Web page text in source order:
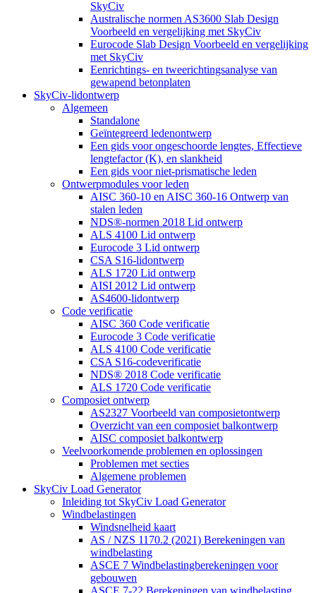
SkyCiv
Australische normen AS3600 Slab Design
Voorbeeld en vergelijking met SkyCiv
Eurocode Slab Design Voorbeeld en vergelijking
met SkyCiv
Eenrichtings- en tweerichtingsanalyse van
gewapend betonplaten
SkyCiv-lidontwerp
Algemeen
Standalone
Geïntegreerd ledenontwerp
Een gids voor ongeschoorde lengtes, Effectieve
lengtefactor (K), en slankheid
Een gids voor niet-prismatische leden
Ontwerpmodules voor leden
AISC 360-10 en AISC 360-16 Ontwerp van
stalen leden
NDS®-normen 2018 Lid ontwerp
ALS 4100 Lid ontwerp
Eurocode 3 Lid ontwerp
CSA S16-lidontwerp
ALS 1720 Lid ontwerp
AISI 2012 Lid ontwerp
AS4600-lidontwerp
Code verificatie
AISC 360 Code verificatie
Eurocode 3 Code verificatie
ALS 4100 Code verificatie
CSA S16-codeverificatie
NDS® 2018 Code verificatie
ALS 1720 Code verificatie
Composiet ontwerp
AS2327 Voorbeeld van composietontwerp
Overzicht van een composiet balkontwerp
AISC composiet balkontwerp
Veelvoorkomende problemen en oplossingen
Problemen met secties
Algemene problemen
SkyCiv Load Generator
Inleiding tot SkyCiv Load Generator
Windbelastingen
Windsnelheid kaart
AS / NZS 1170.2 (2021) Berekeningen van
windbelasting
ASCE 7 Windbelastingberekeningen voor
gebouwen